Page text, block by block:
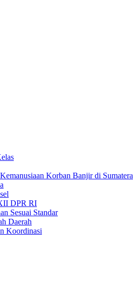
Korban Banjir di Sumatera
DPR RI
Sesuai Standar
Daerah
Koordinasi